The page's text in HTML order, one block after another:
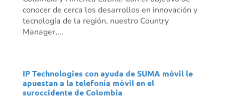
conocer de cerca los desarrollos en innovación y
tecnología de la región, nuestro Country
Manager,...
IP Technologies con ayuda de SUMA móvil le
apuestan a la telefonía móvil en el
suroccidente de Colombia